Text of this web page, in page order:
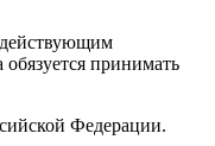
действующим
принимать
Федерации.